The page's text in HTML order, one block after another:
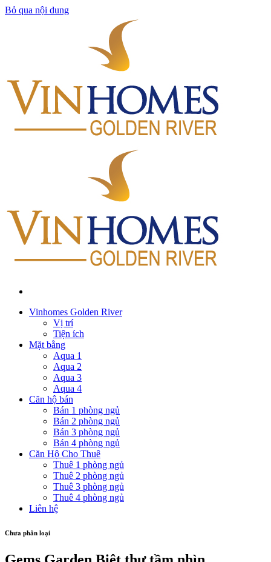
Bỏ qua nội dung
Vinhomes Golden River
Vị trí
Tiện ích
Mặt bằng
Aqua 1
Aqua 2
Aqua 3
Aqua 4
Căn hộ bán
Bán 1 phòng ngủ
Bán 2 phòng ngủ
Bán 3 phòng ngủ
Bán 4 phòng ngủ
Căn Hộ Cho Thuê
Thuê 1 phòng ngủ
Thuê 2 phòng ngủ
Thuê 3 phòng ngủ
Thuê 4 phòng ngủ
Liên hệ
Chưa phân loại